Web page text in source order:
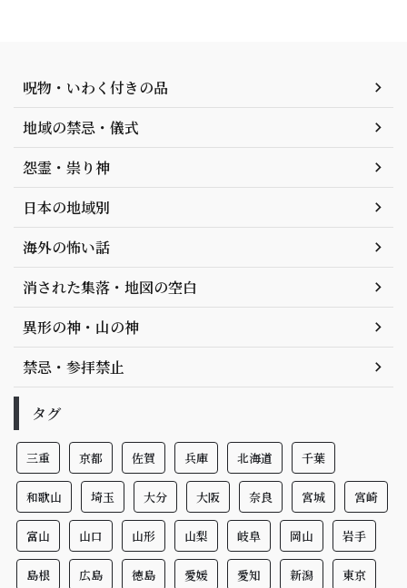
呪物・いわく付きの品
地域の禁忌・儀式
怨霊・祟り神
日本の地域別
海外の怖い話
消された集落・地図の空白
異形の神・山の神
禁忌・参拝禁止
タグ
三重 京都 佐賀 兵庫 北海道 千葉
和歌山 埼玉 大分 大阪 奈良 宮城 宮崎
富山 山口 山形 山梨 岐阜 岡山 岩手
島根 広島 徳島 愛媛 愛知 新潟 東京